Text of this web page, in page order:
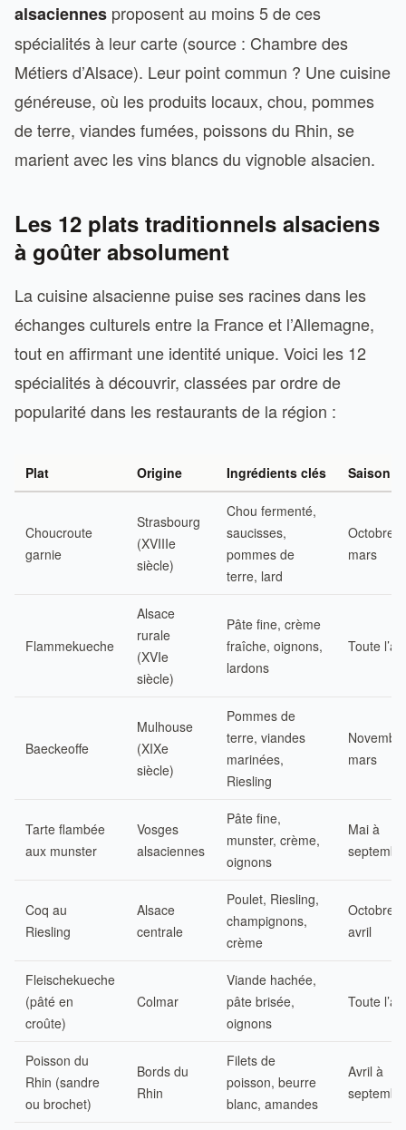
alsaciennes proposent au moins 5 de ces
spécialités à leur carte (source : Chambre des
Métiers d’Alsace). Leur point commun ? Une cuisine
généreuse, où les produits locaux, chou, pommes
de terre, viandes fumées, poissons du Rhin, se
marient avec les vins blancs du vignoble alsacien.
Les 12 plats traditionnels alsaciens
à goûter absolument
La cuisine alsacienne puise ses racines dans les
échanges culturels entre la France et l’Allemagne,
tout en affirmant une identité unique. Voici les 12
spécialités à découvrir, classées par ordre de
popularité dans les restaurants de la région :
Plat Origine Ingrédients clés Saison
Choucroute
garnie
Strasbourg
(XVIIIe
siècle)
Chou fermenté,
saucisses,
pommes de
terre, lard
Octobre à
mars
Flammekueche
Alsace
rurale
(XVIe
siècle)
Pâte fine, crème
fraîche, oignons,
lardons
Toute
Baeckeoffe
Mulhouse
(XIXe
siècle)
Pommes de
terre, viandes
marinées,
Riesling
mars
Tarte flambée
aux munster
Vosges
alsaciennes
Pâte fine,
munster, crème,
oignons
Mai à
Coq au
Riesling
Alsace
centrale
Poulet, Riesling,
champignons,
crème
Octobre à
avril
Fleischekueche
(pâté en
croûte)
Colmar
Viande hachée,
pâte brisée,
oignons
Toute
Poisson du
Rhin (sandre
ou brochet)
Bords du
Rhin
Filets de
poisson, beurre
blanc, amandes
Avril à